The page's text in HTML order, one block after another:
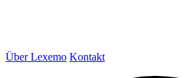
Über Lexemo Kontakt